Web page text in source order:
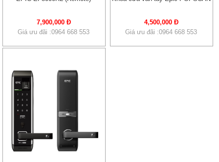
7,900,000 Đ
Giá ưu đãi :0964 668 553
4,500,000 Đ
Giá ưu đãi :0964 668 553